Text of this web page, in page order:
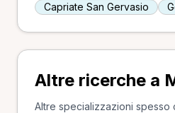
Capriate San Gervasio
Altre ricerche a
Altre specializzazioni spesso